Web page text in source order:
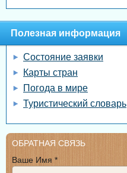
Полезная информация
Состояние заявки
Карты стран
Погода в мире
Туристический словарь
ОБРАТНАЯ СВЯЗЬ
Ваше Имя *